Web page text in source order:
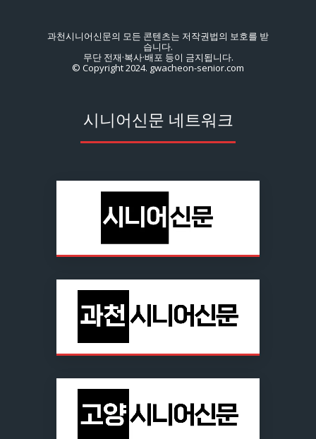
과천시니어신문의 모든 콘텐츠는 저작권법의 보호를 받
습니다.
무단 전재·복사·배포 등이 금지됩니다.
© Copyright 2024. gwacheon-senior.com
시니어신문 네트워크